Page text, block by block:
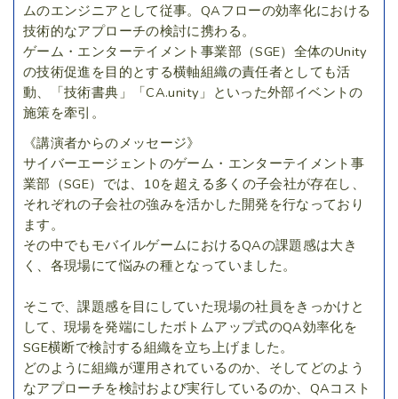
ムのエンジニアとして従事。QAフローの効率化における
技術的なアプローチの検討に携わる。
ゲーム・エンターテイメント事業部（SGE）全体のUnity
の技術促進を目的とする横軸組織の責任者としても活
動、「技術書典」「CA.unity」といった外部イベントの
施策を牽引。
《講演者からのメッセージ》
サイバーエージェントのゲーム・エンターテイメント事
業部（SGE）では、10を超える多くの子会社が存在し、
それぞれの子会社の強みを活かした開発を行なっており
ます。
その中でもモバイルゲームにおけるQAの課題感は大き
く、各現場にて悩みの種となっていました。
そこで、課題感を目にしていた現場の社員をきっかけと
して、現場を発端にしたボトムアップ式のQA効率化を
SGE横断で検討する組織を立ち上げました。
どのように組織が運用されているのか、そしてどのよう
なアプローチを検討および実行しているのか、QAコスト